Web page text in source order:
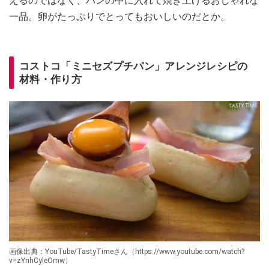
一品。卵がたっぷりでとってもおいしいのだとか。
コストコ「ミニセズプチパン」アレンジレシピの
材料・作り方
画像出典：YouTube/TastyTimeさん（https://www.youtube.com/watch?
v=zYnhCyleOmw）